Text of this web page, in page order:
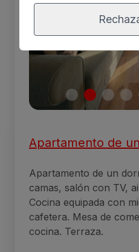
Apartamento de
Apartamento de un
camas, salón con TV,
Cocina equipada con
cafetera. Mesa de
cocina. Terraza.